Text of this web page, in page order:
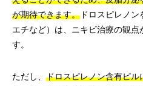
が期待できます。 ドロスピレノ
エチなど）は、ニキビ治療の観点
す。
ただし、 ドロスピレノン含有ピ